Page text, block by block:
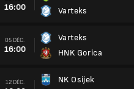
16:00
Varteks
05 DÉC.
16:00
Varteks
HNK Gorica
12 DÉC.
NK Osijek